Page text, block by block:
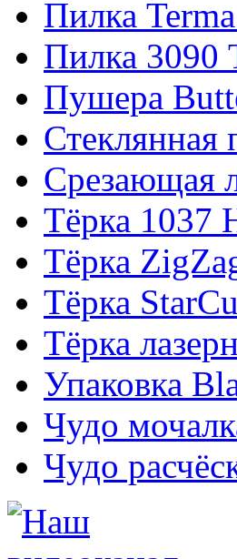
Пилка
Пилка 3090
Пушера
Стеклянная
Срезающая
Тёрка 1037
Тёрка
Тёрка
Тёрка
Упаковка
Чудо
Чудо